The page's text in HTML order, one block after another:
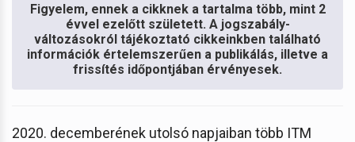
Figyelem, ennek a cikknek a tartalma több, mint 2
évvel ezelőtt született. A jogszabály-
változásokról tájékoztató cikkeinkben található
információk értelemszerűen a publikálás, illetve a
frissítés időpontjában érvényesek.
2020. decemberének utolsó napjaiban több ITM